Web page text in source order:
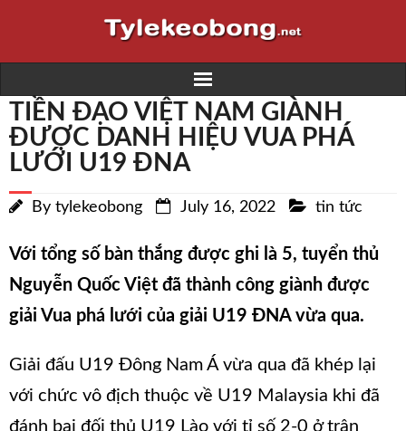
Home
Trực tiếp bóng đá K+
Kết quả bóng đá
Lịch thi đấu
Nhà cái
TIỀN ĐẠO VIỆT NAM GIÀNH
ĐƯỢC DANH HIỆU VUA PHÁ
LƯỚI U19 ĐNA
By tylekeobong July 16, 2022 tin tức
Với tổng số bàn thắng được ghi là 5, tuyển thủ
Nguyễn Quốc Việt đã thành công giành được
giải Vua phá lưới của giải U19 ĐNA vừa qua.
Giải đấu U19 Đông Nam Á vừa qua đã khép lại
với chức vô địch thuộc về U19 Malaysia khi đã
đánh bại đối thủ U19 Lào với tỉ số 2-0 ở trận